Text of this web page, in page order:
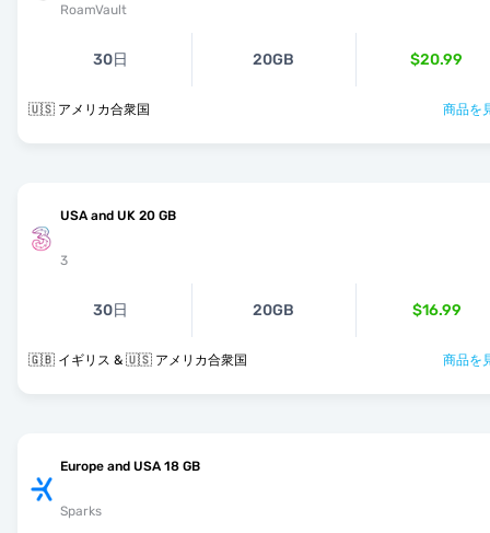
RoamVault
30日 20GB $20.99
🇺🇸 アメリカ合衆国 商品を
USA and UK 20 GB
3
30日 20GB $16.99
🇬🇧 イギリス & 🇺🇸 アメリカ合衆国 商品を
Europe and USA 18 GB
Sparks